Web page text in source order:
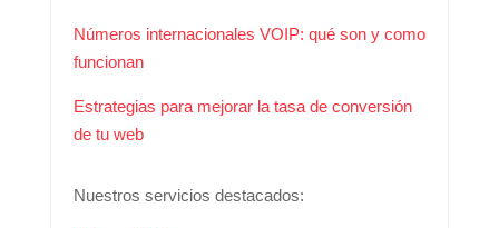
Números internacionales VOIP: qué son y como
funcionan
Estrategias para mejorar la tasa de conversión
de tu web
Nuestros servicios destacados: